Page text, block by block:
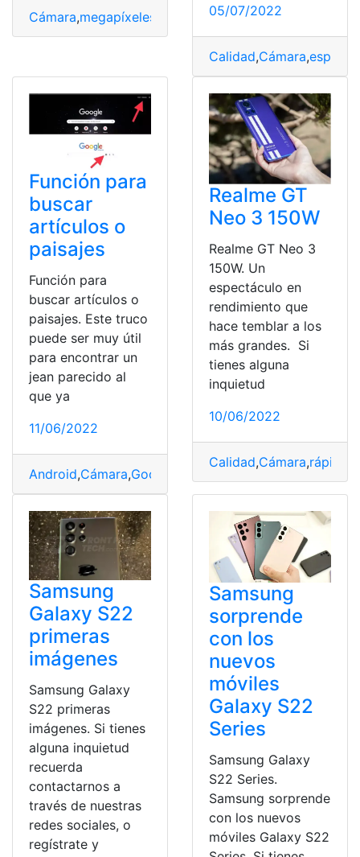
Cámara,megapíxeles nanómetros,
05/07/2022
Calidad,Cámara,espía
Función para
buscar
artículos o
paisajes
Función para
buscar artículos o
paisajes. Este truco
puede ser muy útil
para encontrar un
jean parecido al
que ya
11/06/2022
Android,Cámara,Google ,
Realme GT
Neo 3 150W
Realme GT Neo 3
150W. Un
espectáculo en
rendimiento que
hace temblar a los
más grandes. Si
tienes alguna
inquietud
10/06/2022
Calidad,Cámara,rápida
Samsung
Galaxy S22
primeras
imágenes
Samsung Galaxy
S22 primeras
imágenes. Si tienes
alguna inquietud
recuerda
contactarnos a
través de nuestras
redes sociales, o
regístrate y
Samsung
sorprende
con los
nuevos
móviles
Galaxy S22
Series
Samsung Galaxy
S22 Series.
Samsung sorprende
con los nuevos
móviles Galaxy S22